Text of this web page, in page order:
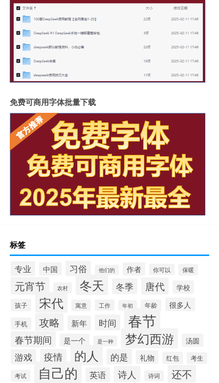
免费可商用字体批量下载
标签
专业 中国 习俗 他们的 作者 你可以 保暖
元宵节 农村 冬天 冬季 唐代 学校
孩子 宋代 寓意 工作 年初 年龄 很多人
手机 攻略 新年 时间 春节
春节期间 是一个 是一种 梦幻西游 汤圆
游戏 疫情 的人 的是 礼物 红包
考生
考试
自己的 英语 诗人 诗词 还不